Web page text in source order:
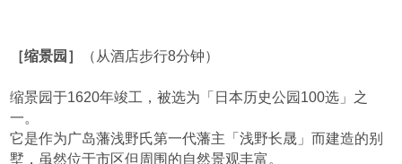
［缩景园］ （从酒店步行8分钟）
缩景园于1620年竣工，被选为「日本历史公园100选」之
一。
它是作为广岛藩浅野氏第一代藩主「浅野长晟」而建造的别
墅，虽然位于市区但周围的自然景观丰富。